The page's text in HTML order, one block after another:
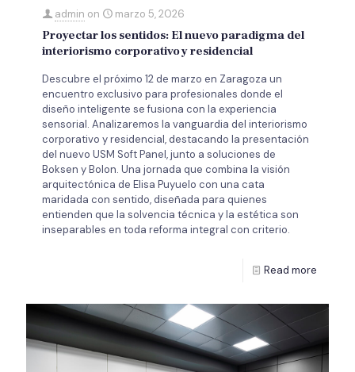
admin on marzo 5, 2026
Proyectar los sentidos: El nuevo paradigma del
interiorismo corporativo y residencial
Descubre el próximo 12 de marzo en Zaragoza un
encuentro exclusivo para profesionales donde el
diseño inteligente se fusiona con la experiencia
sensorial. Analizaremos la vanguardia del interiorismo
corporativo y residencial, destacando la presentación
del nuevo USM Soft Panel, junto a soluciones de
Boksen y Bolon. Una jornada que combina la visión
arquitectónica de Elisa Puyuelo con una cata
maridada con sentido, diseñada para quienes
entienden que la solvencia técnica y la estética son
inseparables en toda reforma integral con criterio.
Read more